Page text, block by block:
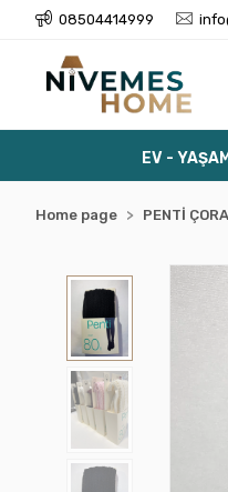
08504414999
EV - YAŞAM
Home page PENTİ